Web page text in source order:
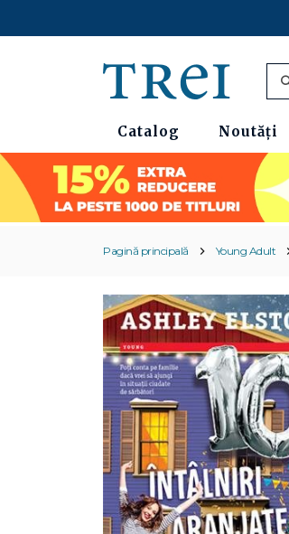
Catalog Noutăți
Pagină principală Young Adult